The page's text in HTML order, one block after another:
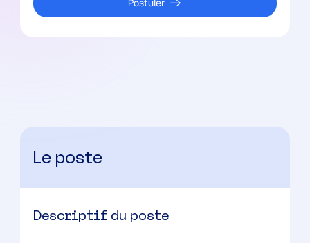
Postuler
Le poste
Descriptif du poste